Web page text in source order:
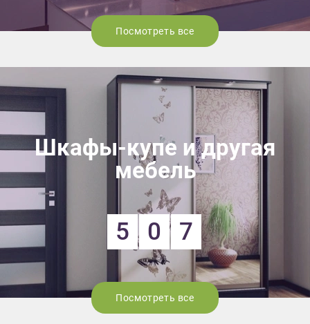
Посмотреть все
Шкафы-купе и другая
мебель
5 0 7
Посмотреть все